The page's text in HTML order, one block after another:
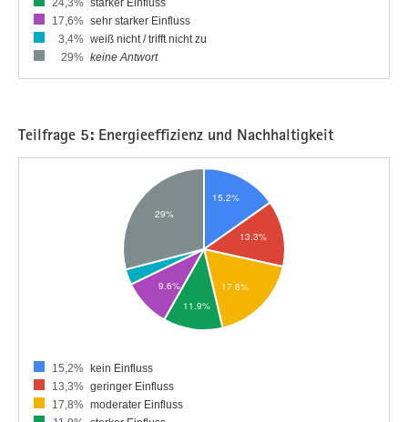
24,3% starker Einfluss
17,6% sehr starker Einfluss
3,4% weiß nicht / trifft nicht zu
29% keine Antwort
Teilfrage 5: Energieeffizienz und Nachhaltigkeit
15,2%
kein Einfluss
13,3% geringer Einfluss
17,8% moderater Einfluss